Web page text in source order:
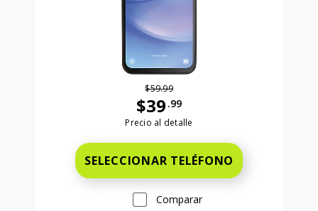
$59.99
$39 .99
Antes el precio era 59 dollars and
Precio al detalle
SELECCIONAR TELÉFONO
Comparar